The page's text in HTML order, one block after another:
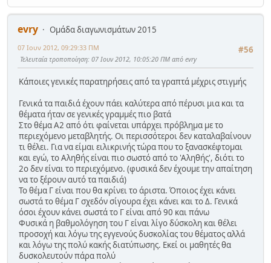
evry
Ομάδα διαγωνισμάτων 2015
#56
07 Ιουν 2012, 09:29:33 ΠΜ
Τελευταία τροποποίηση: 07 Ιουν 2012, 10:05:20 ΠΜ από evry
Κάποιες γενικές παρατηρήσεις από τα γραπτά μέχρις στιγμής
Γενικά τα παιδιά έχουν πάει καλύτερα από πέρυσι μια και τα
θέματα ήταν σε γενικές γραμμές πιο βατά
Στο θέμα Α2 από ότι φαίνεται υπάρχει πρόβλημα με το
περιεχόμενο μεταβλητής. Οι περισσότεροι δεν καταλαβαίνουν
τι θέλει. Για να είμαι ειλικρινής τώρα που το ξανασκέφτομαι
και εγώ, το Αληθής είναι πιο σωστό από το 'Αληθής', διότι το
2ο δεν είναι το περιεχόμενο. (φυσικά δεν έχουμε την απαίτηση
να το ξέρουν αυτό τα παιδιά)
Το θέμα Γ είναι που θα κρίνει το άριστα. Όποιος έχει κάνει
σωστά το θέμα Γ σχεδόν σίγουρα έχει κάνει και το Δ. Γενικά
όσοι έχουν κάνει σωστά το Γ είναι από 90 και πάνω
Φυσικά η βαθμολόγηση του Γ είναι λίγο δύσκολη και θέλει
προσοχή και λόγω της εγγενούς δυσκολίας του θέματος αλλά
και λόγω της πολύ κακής διατύπωσης. Εκεί οι μαθητές θα
δυσκολευτούν πάρα πολύ